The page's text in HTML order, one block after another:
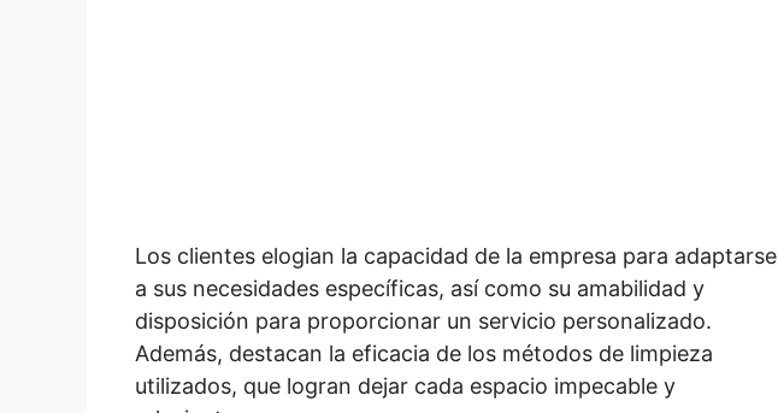
Los clientes elogian la capacidad de la empresa para adaptarse
a sus necesidades específicas, así como su amabilidad y
disposición para proporcionar un servicio personalizado.
Además, destacan la eficacia de los métodos de limpieza
utilizados, que logran dejar cada espacio impecable y